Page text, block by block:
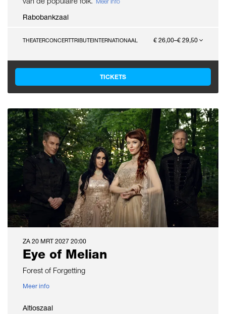
Rabobankzaal
THEATERCONCERTTRIBUTEINTERNATIONAAL € 26,00–€ 29,50
TICKETS
Eye of Melian
Forest of Forgetting
ZA 20 MRT 2027 20:00
Meer info
Altioszaal